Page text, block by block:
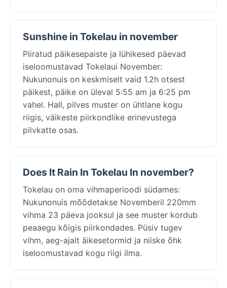
Sunshine in Tokelau in november
Piiratud päikesepaiste ja lühikesed päevad
iseloomustavad Tokelaui November:
Nukunonuis on keskmiselt vaid 1.2h otsest
päikest, päike on üleval 5:55 am ja 6:25 pm
vahel. Hall, pilves muster on ühtlane kogu
riigis, väikeste piirkondlike erinevustega
pilvkatte osas.
Does It Rain In Tokelau In november?
Tokelau on oma vihmaperioodi südames:
Nukunonuis mõõdetakse Novemberil 220mm
vihma 23 päeva jooksul ja see muster kordub
peaaegu kõigis piirkondades. Püsiv tugev
vihm, aeg-ajalt äikesetormid ja niiske õhk
iseloomustavad kogu riigi ilma.